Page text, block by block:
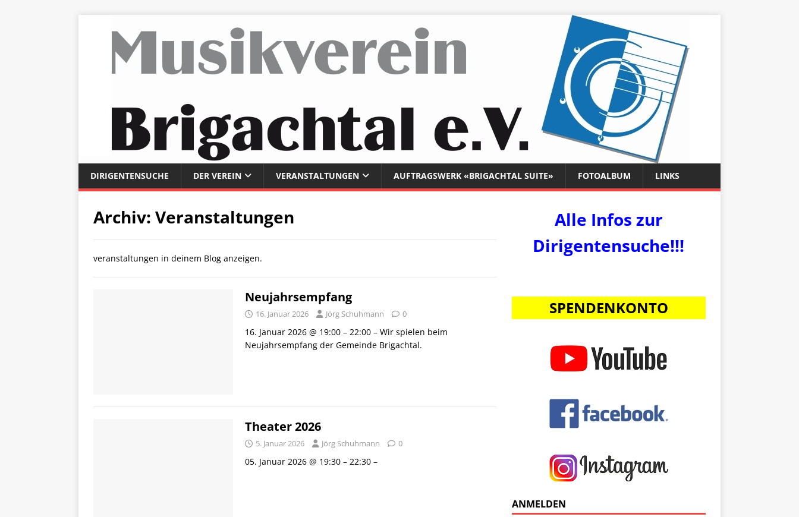
DIRIGENTENSUCHE DER VEREIN VERANSTALTUNGEN AUFTRAGSWERK «BRIGACHTAL SUITE» FOTOALBUM LINKS
Archiv: Veranstaltungen
veranstaltungen in deinem Blog anzeigen.
Neujahrsempfang
16. Januar 2026 Jörg Schuhmann 0
16. Januar 2026 @ 19:00 – 22:00 – Wir spielen beim
Neujahrsempfang der Gemeinde Brigachtal.
Theater 2026
5. Januar 2026 Jörg Schuhmann 0
05. Januar 2026 @ 19:30 – 22:30 –
Alle Infos zur
Dirigentensuche!!!
SPENDENKONTO
ANMELDEN